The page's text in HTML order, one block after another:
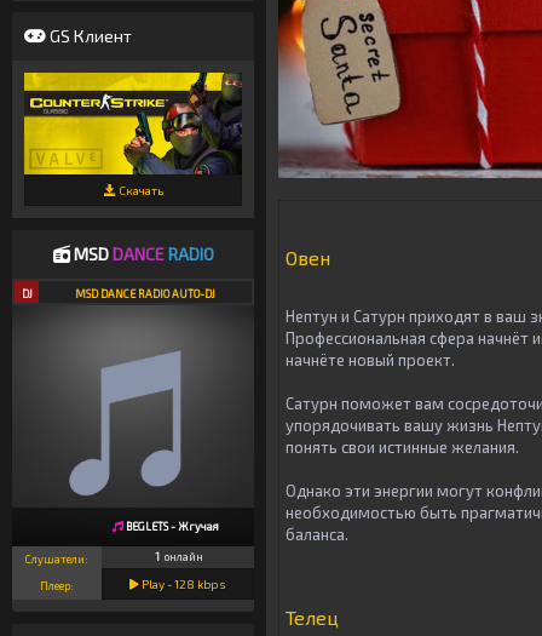
GS Клиент
Скачать
MSDDANCE RADIO
DJ MSD DANCE RADIO AUTO-DJ
BEGLETS - Жгучая
Слушатели: 1 онлайн
Плеер: Play -128 kbps
Овен
Нептун и Сатурн приходят в ваш
Профессиональная сфера начнёт
начнёте новый проект.
Сатурн поможет вам
упорядочивать вашу жизнь
понять свои истинные желания.
Однако эти энергии могут
необходимостью быть
баланса.
Телец